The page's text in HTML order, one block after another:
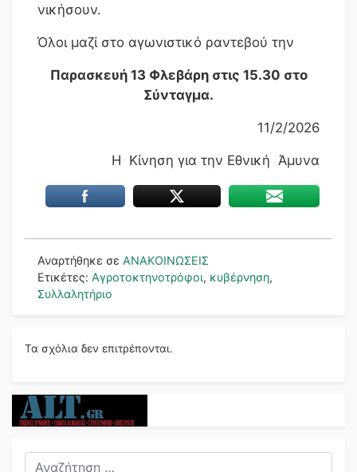
νικήσουν.
Όλοι μαζί στο αγωνιστικό ραντεβού την
Παρασκευή 13 Φλεβάρη στις 15.30 στο
Σύνταγμα.
11/2/2026
Η Κίνηση για την Εθνική Άμυνα
Αναρτήθηκε σε ΑΝΑΚΟΙΝΩΣΕΙΣ
Ετικέτες: Αγροτοκτηνοτρόφοι, κυβέρνηση,
Συλλαλητήριο
Τα σχόλια δεν επιτρέπονται.